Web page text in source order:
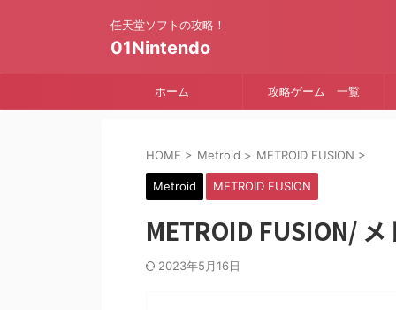
任天堂ソフトの攻略！
01Nintendo
ホーム 攻略ゲーム 一覧
HOME > Metroid > METROID FUSION >
Metroid METROID FUSION
METROID FUSION/
2023年5月16日